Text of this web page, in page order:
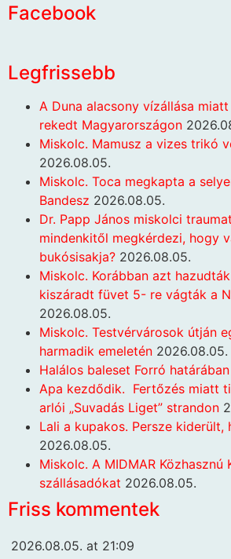
Facebook
Legfrissebb
A Duna alacsony vízállása miatt
rekedt Magyarországon
Miskolc. Mamusz a vizes trikó
2026.08.05.
Miskolc. Toca megkapta a
Bandesz 2026.08.05.
Dr. Papp János miskolci
mindenkitől megkérdezi, hogy
bukósisakja? 2026.08.05.
Miskolc. Korábban azt
kiszáradt füvet 5- re vágták a
2026.08.05.
Miskolc. Testvérvárosok útján
harmadik emeletén 2026.08.05.
Halálos baleset Forró határában
Apa kezdődik. Fertőzés miatt
arlói „Suvadás Liget” strandon
Lali a kupakos. Persze kiderült,
2026.08.05.
Miskolc. A MIDMAR Közhasznú
szállásadókat 2026.08.05.
Friss kommentek
2026.08.05. at 21:09